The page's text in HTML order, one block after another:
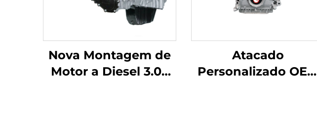
Nova Montagem de
Motor a Diesel 3.0T
Atacado
Personalizado OEM